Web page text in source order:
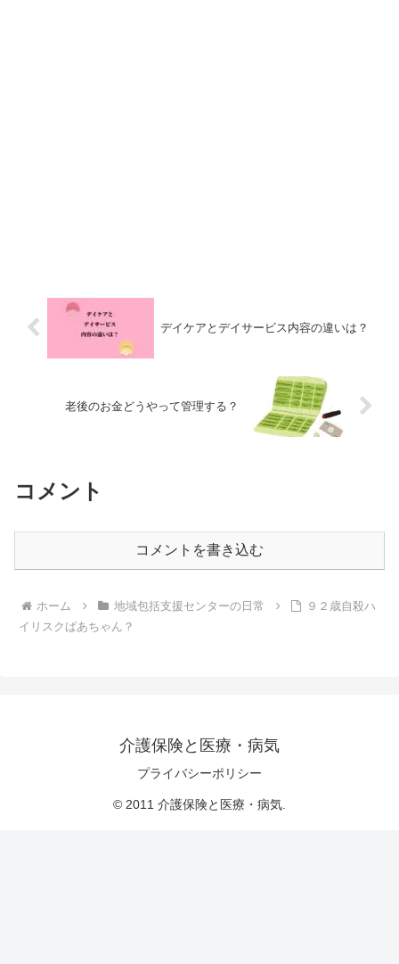
デイケアとデイサービス内容の違いは？
老後のお金どうやって管理する？
コメント
コメントを書き込む
ホーム 地域包括支援センターの日常
９２歳自殺ハ
イリスクばあちゃん？
介護保険と医療・病気
プライバシーポリシー
© 2011 介護保険と医療・病気.